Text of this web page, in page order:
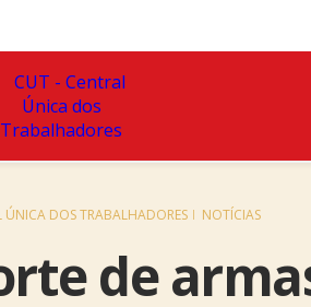
ÚNICA DOS TRABALHADORES NOTÍCIAS
de